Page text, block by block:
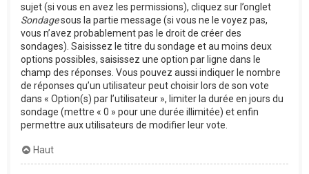
sujet (si vous en avez les permissions), cliquez sur l’onglet
Sondagesous la partie message (si vous ne le voyez pas,
vous n’avez probablement pas le droit de créer des
sondages). Saisissez le titre du sondage et au moins deux
options possibles, saisissez une option par ligne dans le
champ des réponses. Vous pouvez aussi indiquer le nombre
de réponses qu’un utilisateur peut choisir lors de son vote
dans « Option(s) par l’utilisateur », limiter la durée en jours du
sondage (mettre « 0 » pour une durée illimitée) et enfin
permettre aux utilisateurs de modifier leur vote.
Haut